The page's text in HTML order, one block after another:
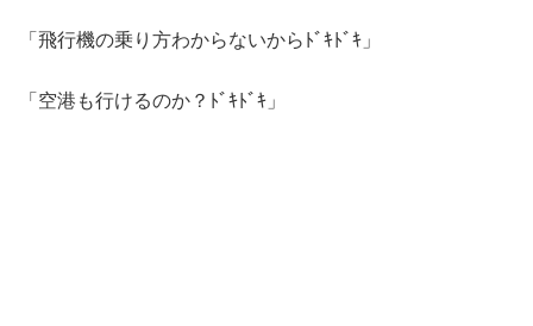
「飛行機の乗り方わからないからﾄﾞｷﾄﾞｷ」
「空港も行けるのか？ﾄﾞｷﾄﾞｷ」